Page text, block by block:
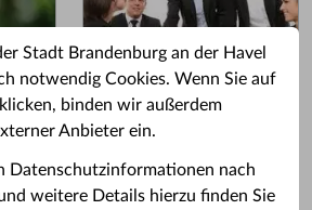
Stadt Brandenburg an der Havel
notwendig Cookies. Wenn Sie auf
binden wir außerdem
Anbieter ein.
Datenschutzinformationen nach
weitere Details hierzu finden Sie